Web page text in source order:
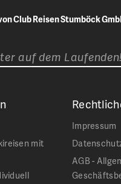
Club Reisen Stumböck
auf dem Laufenden!
mit
Impressum
AGB -